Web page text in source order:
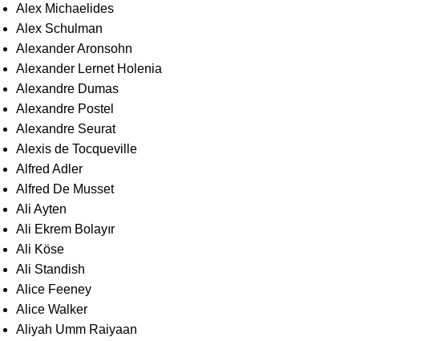
Alex Michaelides
Alex Schulman
Alexander Aronsohn
Alexander Lernet Holenia
Alexandre Dumas
Alexandre Postel
Alexandre Seurat
Alexis de Tocqueville
Alfred Adler
Alfred De Musset
Ali Ayten
Ali Ekrem Bolayır
Ali Köse
Ali Standish
Alice Feeney
Alice Walker
Aliyah Umm Raiyaan